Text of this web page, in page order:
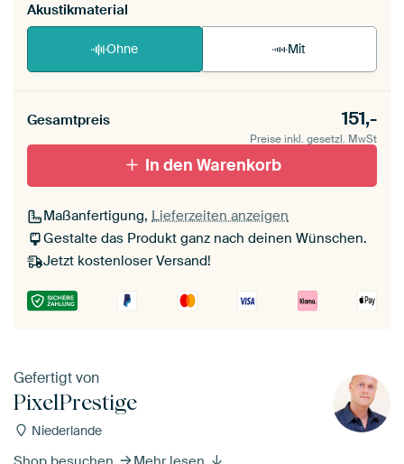
Akustikmaterial
Ohne Mit
Gesamtpreis 151,-
Preise inkl. gesetzl. MwSt
In den Warenkorb
Maßanfertigung, Lieferzeiten anzeigen
Gestalte das Produkt ganz nach deinen Wünschen.
Jetzt kostenloser Versand!
Gefertigt von
PixelPrestige
Niederlande